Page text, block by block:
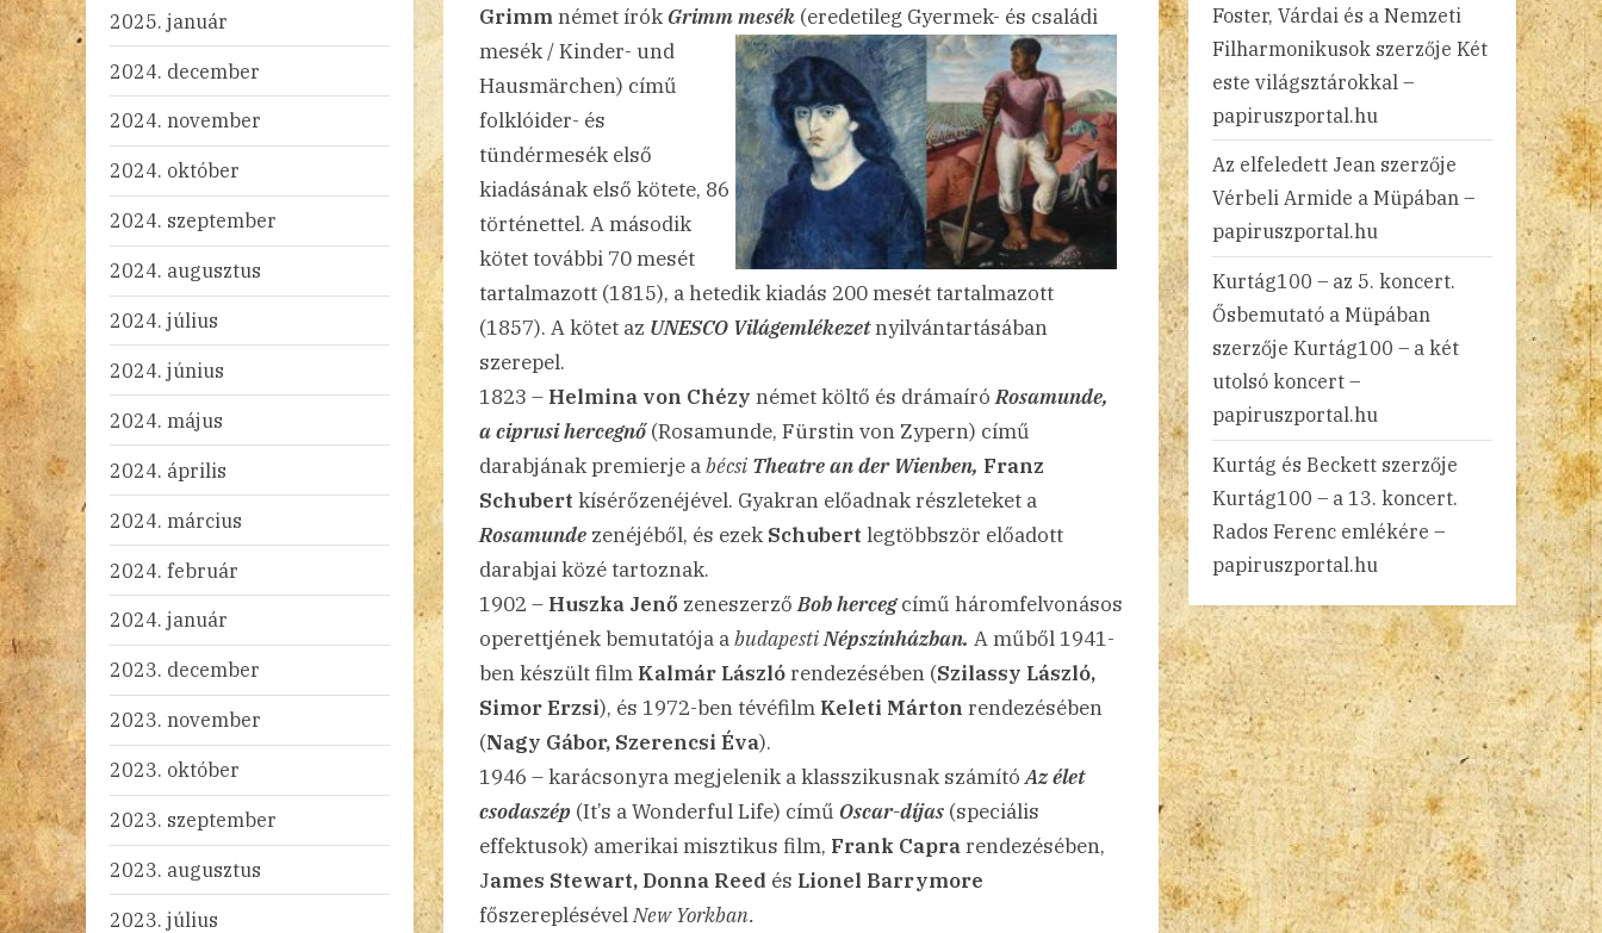
Grimmnémet írók Grimm mesék (eredetileg Gyermek- és családi
mesék / Kinder- und
Hausmärchen) című
folklóider- és
tündérmesék első
kiadásának első kötete, 86
történettel. A második
kötet további 70 mesét
tartalmazott (1815), a hetedik kiadás 200 mesét tartalmazott
(1857). A kötet az UNESCO Világemlékezetnyilvántartásában
szerepel.
1823 – Helmina von Chézy német költő és drámaíróRosamunde,
a ciprusi hercegnő(Rosamunde, Fürstin von Zypern) című
darabjának premierje abécsi Theatre an der Wienben, Franz
Schubert kísérőzenéjével. Gyakran előadnak részleteket a
Rosamunde zenéjéből, és ezek Schubert legtöbbször előadott
darabjai közé tartoznak.
1902 – Huszka Jenő zeneszerzőBob hercegcímű háromfelvonásos
operettjének bemutatója abudapestiNépszínházban. A műből 1941-
ben készült film Kalmár Lászlórendezésében (Szilassy László,
Simor Erzsi), és 1972-ben tévéfilm Keleti Márton rendezésében
(Nagy Gábor, Szerencsi Éva).
1946 – karácsonyra megjelenik a klasszikusnak számítóAz élet
csodaszép (It’s a Wonderful Life) című Oscar-díjas (speciális
effektusok) amerikai misztikus film, Frank Caprarendezésében,
James Stewart, Donna Reed és Lionel Barrymore
főszereplésévelNew Yorkban.
2025. január
2024. december
2024. november
2024. október
2024. szeptember
2024. augusztus
2024. július
2024. június
2024. május
2024. április
2024. március
2024. február
2024. január
2023. december
2023. november
2023. október
2023. szeptember
2023. augusztus
2023. július
Foster, Várdai és a Nemzeti
Filharmonikusok szerzője Két
este világsztárokkal –
papiruszportal.hu
Az elfeledett Jean szerzője
Vérbeli Armide a Müpában –
papiruszportal.hu
Kurtág100 – az 5. koncert.
Ősbemutató a Müpában
szerzője Kurtág100 – a két
utolsó koncert –
papiruszportal.hu
Kurtág és Beckett szerzője
Kurtág100 – a 13. koncert.
Rados Ferenc emlékére –
papiruszportal.hu